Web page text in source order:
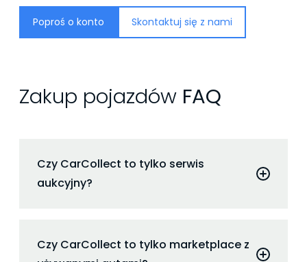
Poproś o konto Skontaktuj się z nami
Zakup pojazdów FAQ
Czy CarCollect to tylko serwis
aukcyjny?
kompleksowa platforma obejmująca cały
proces zakupowo-sprzedażowy. Od
Czy CarCollect to tylko marketplace z